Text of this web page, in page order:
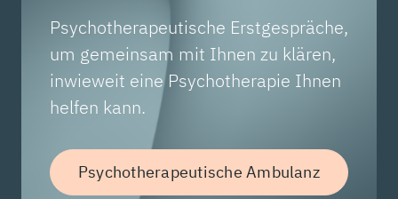
Psychotherapeutische Erstgespräche,
um gemeinsam mit Ihnen zu klären,
inwieweit eine Psychotherapie Ihnen
helfen kann.
Psychotherapeutische Ambulanz